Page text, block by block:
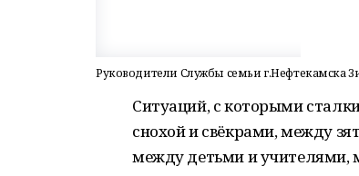
Руководители Службы семьи г.Нефтекамска
Ситуаций, с которыми
снохой и свёкрами, между
между детьми и учителями,